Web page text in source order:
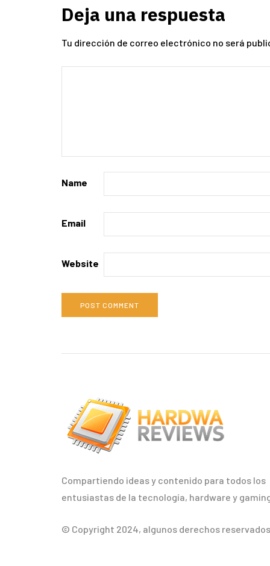
Deja una respuesta
Tu dirección de correo electrónico no será
Name
Email
Website
Compartiendo ideas y contenido para todos los
entusiastas de la tecnología, hardware y
© Copyright 2024, algunos derechos